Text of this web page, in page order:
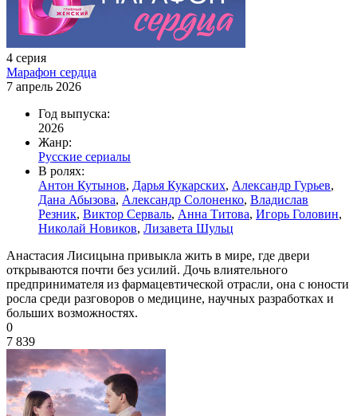
4 серия
Марафон сердца
7 апрель 2026
Год выпуска:
2026
Жанр:
Русские сериалы
В ролях:
Антон Кутынов, Дарья Кукарских, Александр Гурьев,
Дана Абызова, Александр Солоненко, Владислав
Резник, Виктор Серваль, Анна Титова, Игорь Головин,
Николай Новиков, Лизавета Шульц
Анастасия Лисицына привыкла жить в мире, где двери
открываются почти без усилий. Дочь влиятельного
предпринимателя из фармацевтической отрасли, она с юности
росла среди разговоров о медицине, научных разработках и
больших возможностях.
0
7 839